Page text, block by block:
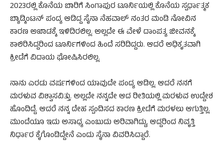
2023ರಲ್ಲಿ ಕೊನೆಯ ಬಾರಿಗೆ ಸಿಂಗಾಪುರ ಟೂರ್ನಿಯಲ್ಲಿ ಕೊನೆಯ ಸ್ಪರ್ಧಾತ್ಮಕ
ಬ್ಯಾಡ್ಮಿಂಟನ್‌ ಪಂದ್ಯ ಆಡಿದ್ದ ಸೈನಾ ನೆಹವಾಲ್‌ ನಂತರ ಮಂಡಿ ನೋವಿನ
ಕಾರಣ ಅಖಾಡಕ್ಕೆ ಇಳಿದಿರಲಿಲ್ಲ. ಅಲ್ಲದೇ ಈ ವೇಳೆ ದಾಂಪತ್ಯ ಜೀವನಕ್ಕೆ
ಕಾಲಿರಿಸಿದ್ದರಿಂದ ಟೂರ್ನಿಗಳಿಂದ ಹಿಂದೆ ಸರಿದಿದ್ದರು. ಆದರೆ ಅಧಿಕೃತವಾಗಿ
ಕ್ರೀಡೆಗೆ ವಿದಾಯ ಘೋಷಿಸಿರಲಿಲ್ಲ.
ನಾನು ಎರಡು ವರ್ಷಗಳಿಂದ ಯಾವುದೇ ಪಂದ್ಯ ಆಡಿಲ್ಲ. ಆದರೆ ನನಗೆ
ಮರಳುವ ವಿಶ್ವಾಸವಿತ್ತು. ಅಲ್ಲದೇ ನನ್ನದೇ ಆದ ರೀತಿಯಲ್ಲಿ ಮರಳುವ ಉದ್ದೇಶ
ಹೊಂದಿದ್ದೆ. ಆದರೆ ನನ್ನ ದೇಹ ಸ್ಪಂದಿಸದ ಕಾರಣ ಕ್ರೀಡೆಗೆ ಮರಳಲು ಆಗುತ್ತಿಲ್ಲ.
ಮುಂದೆಯೂ ಇದು ಅಸಾಧ್ಯ ಎಂಬುದು ಅರಿವಾಗಿದ್ದು, ಆದ್ದರಿಂದ ನಿವೃತ್ತಿ
ನಿರ್ಧಾರ ಕೈಗೊಂಡಿದ್ದೇನೆ ಎಂದು ಸೈನಾ ವಿವರಿಸಿದ್ದಾರೆ.